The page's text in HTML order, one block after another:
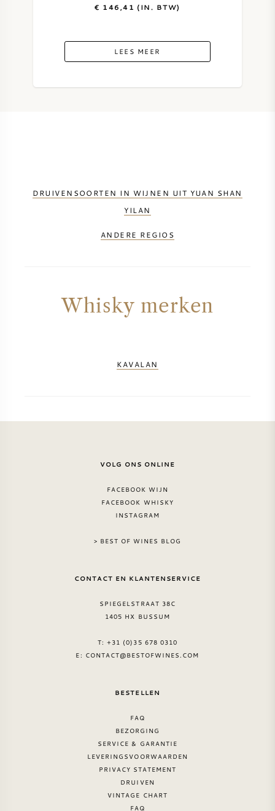
€ 146,41 (IN. BTW)
LEES MEER
DRUIVENSOORTEN IN WIJNEN UIT YUAN SHAN
YILAN
ANDERE REGIOS
Whisky merken
KAVALAN
VOLG ONS ONLINE
FACEBOOK WIJN
FACEBOOK WHISKY
INSTAGRAM
> BEST OF WINES BLOG
CONTACT EN KLANTENSERVICE
SPIEGELSTRAAT 38C
1405 HX BUSSUM
T: +31 (0)35 678 0310
E: CONTACT@BESTOFWINES.COM
BESTELLEN
FAQ
BEZORGING
SERVICE & GARANTIE
LEVERINGSVOORWAARDEN
PRIVACY STATEMENT
DRUIVEN
VINTAGE CHART
FAQ